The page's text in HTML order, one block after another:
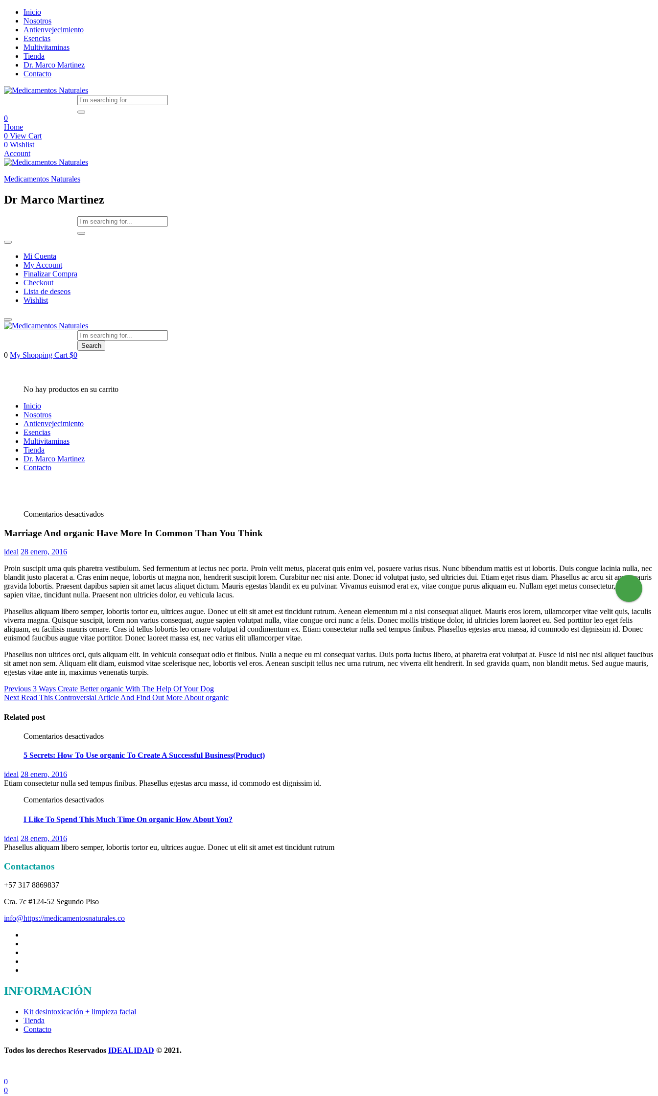
Inicio
Nosotros
Antienvejecimiento
Esencias
Multivitaminas
Tienda
Dr. Marco Martinez
Contacto
0
Home
0 View Cart
0 Wishlist
Account
Medicamentos Naturales
Dr Marco Martinez
Mi Cuenta
My Account
Finalizar Compra
Checkout
Lista de deseos
Wishlist
Search
0 My Shopping Cart $0
Inicio
Nosotros
Antienvejecimiento
Esencias
Multivitaminas
Tienda
Dr. Marco Martinez
Contacto
Comentarios desactivadosen
And
In
Common
Than
You
Marriage And organic Have More In Common Than You Think
ideal Posted
28 enero, 2016
Proin suscipit urna quis pharetra vestibulum. Sed fermentum at lectus nec porta. Proin velit metus, placerat quis enim vel, posuere varius risus. Nunc bibendum mattis est ut lobortis. Duis congue lacinia nulla, nec
blandit justo placerat a. Cras enim neque, lobortis ut magna non, hendrerit suscipit lorem. Curabitur nec nisi ante. Donec id volutpat justo, sed ultricies dui. Etiam eget risus diam. Phasellus ac arcu sit amet mauris
gravida lobortis. Praesent dapibus sapien sit amet lacus aliquet dictum. Mauris egestas blandit ex eu pulvinar. Vivamus euismod erat ex, vitae congue purus aliquam eu. Nullam eget metus consectetur, finibus
sapien vitae, tincidunt nulla. Praesent non ultricies dolor, eu vehicula lacus.
Phasellus aliquam libero semper, lobortis tortor eu, ultrices augue. Donec ut elit sit amet est tincidunt rutrum. Aenean elementum mi a nisi consequat aliquet. Mauris eros lorem, ullamcorper vitae velit quis, iaculis
viverra magna. Quisque suscipit, lorem non varius consequat, augue sapien volutpat nulla, vitae congue orci nunc a felis. Donec mollis tristique dolor, id ultricies lorem laoreet eu. Sed porttitor leo eget felis
aliquam, eu facilisis mauris ornare. Cras id tellus lobortis leo ornare volutpat id condimentum ex. Etiam consectetur nulla sed tempus finibus. Phasellus egestas arcu massa, id commodo est dignissim id. Donec
euismod faucibus augue vitae porttitor. Donec laoreet massa est, nec varius elit ullamcorper vitae.
Phasellus non ultrices orci, quis aliquam elit. In vehicula consequat odio et finibus. Nulla a neque eu mi consequat varius. Duis porta luctus libero, at pharetra erat volutpat at. Fusce id nisl nec nisl aliquet faucibus
sit amet non sem. Aliquam elit diam, euismod vitae scelerisque nec, lobortis vel eros. Aenean suscipit tellus nec urna rutrum, nec viverra elit hendrerit. In sed gravida quam, non blandit metus. Sed augue mauris,
egestas vitae ante in, maximus venenatis turpis.
Navegación
de
entradas
Previous Previous
post:
3 Ways Create Better organic With The Help Of Your Dog
Next Next
Read This Controversial Article And Find Out More About organic
Related post
Comentarios desactivadosen
Secrets:
How
Use
organic
To
Successful
5 Secrets: How To Use organic To Create A Successful Business(Product)
ideal Posted
on
28 enero, 2016
Etiam consectetur nulla sed tempus finibus. Phasellus egestas arcu massa, id commodo est dignissim id.
Comentarios desactivadosen
Like
To
This
Much
I Like To Spend This Much Time On organic How About You?
ideal Posted
on
28 enero, 2016
Phasellus aliquam libero semper, lobortis tortor eu, ultrices augue. Donec ut elit sit amet est tincidunt rutrum
Contactanos
+57 317 8869837
Cra. 7c #124-52 Segundo Piso
info@https://medicamentosnaturales.co
INFORMACIÓN
Kit desintoxicación + limpieza facial
Tienda
Contacto
Todos los derechos Reservados IDEALIDAD © 2021.
0
0